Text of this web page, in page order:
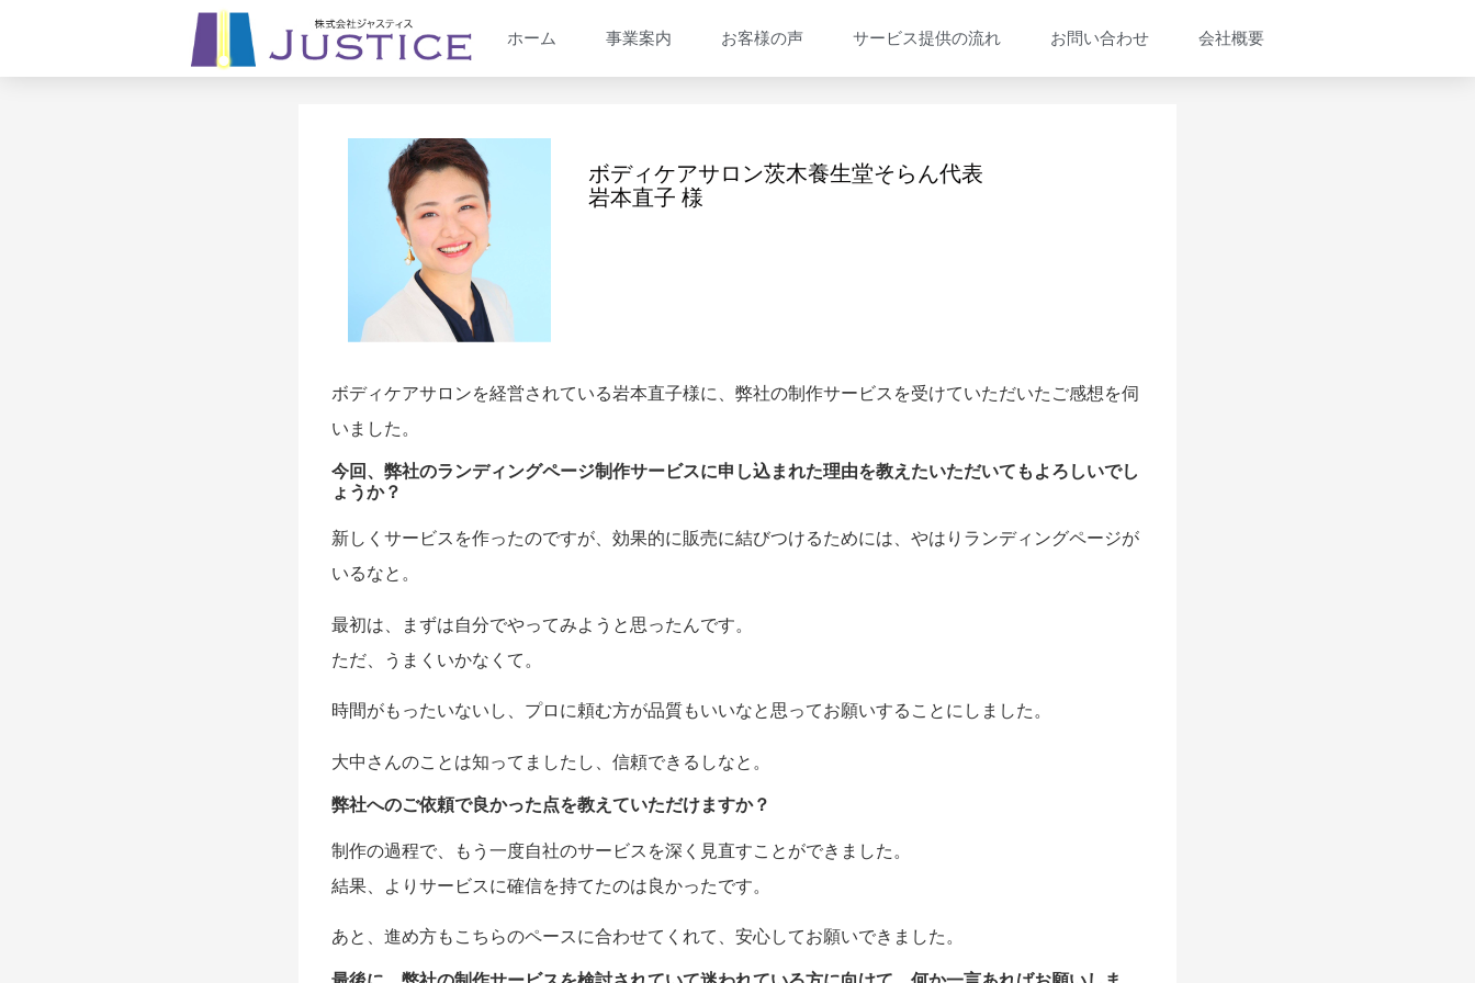
ホーム 事業案内 お客様の声 サービス提供の流れ お問い合わせ 会社概要
ボディケアサロン茨木養生堂そらん代表
岩本直子 様
ボディケアサロンを経営されている岩本直子様に、弊社の制作サービスを受けていただいたご感想を伺
いました。
今回、弊社のランディングページ制作サービスに申し込まれた理由を教えたいただいてもよろしいでし
ょうか？
新しくサービスを作ったのですが、効果的に販売に結びつけるためには、やはりランディングページが
いるなと。
最初は、まずは自分でやってみようと思ったんです。
ただ、うまくいかなくて。
時間がもったいないし、プロに頼む方が品質もいいなと思ってお願いすることにしました。
大中さんのことは知ってましたし、信頼できるしなと。
弊社へのご依頼で良かった点を教えていただけますか？
制作の過程で、もう一度自社のサービスを深く見直すことができました。
結果、よりサービスに確信を持てたのは良かったです。
あと、進め方もこちらのペースに合わせてくれて、安心してお願いできました。